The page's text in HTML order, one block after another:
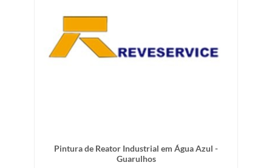
Pintura de Reator Industrial em Água Azul -
Guarulhos